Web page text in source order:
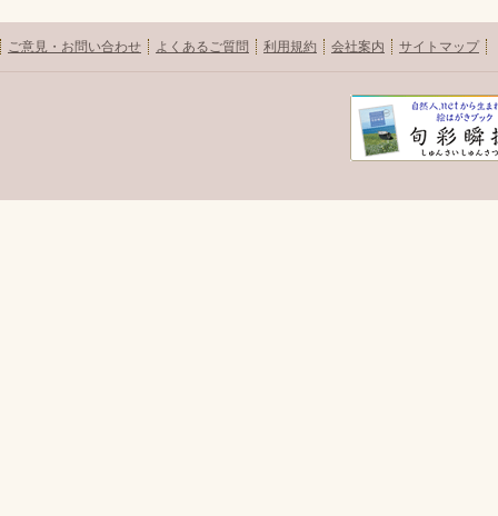
ご意見・お問い合わせ よくあるご質問 利用規約 会社案内 サイトマップ